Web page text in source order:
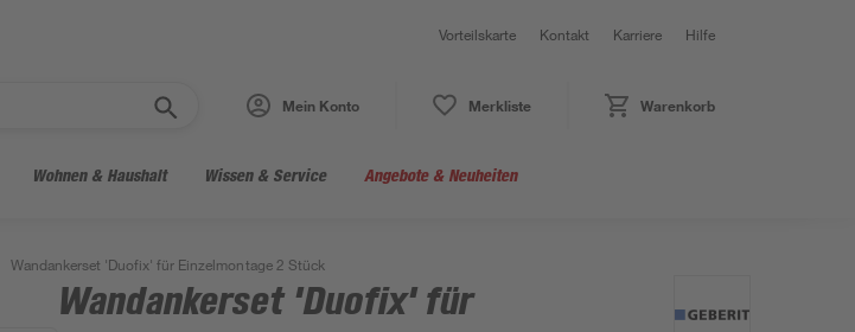
Vorteilskarte Kontakt Karriere Hilfe
Mein Konto Merkliste Warenkorb
Wohnen & Haushalt Wissen & Service Angebote & Neuheiten
Wandankerset 'Duofix' für Einzelmontage 2 Stück
Wandankerset 'Duofix' für